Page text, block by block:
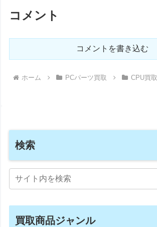
コメント
コメントを書き込む
ホーム PCパーツ買取 CPU買取
検索
買取商品ジャンル